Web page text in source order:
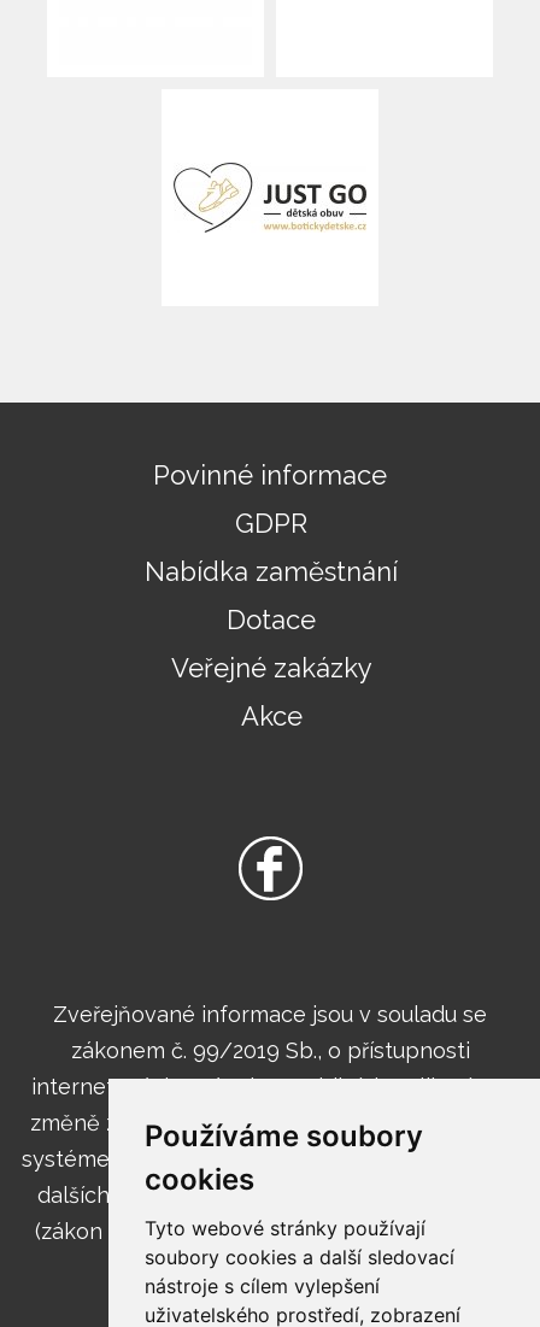
Používáme soubory
cookies
Tyto webové stránky používají
soubory cookies a další sledovací
nástroje s cílem vylepšení
uživatelského prostředí, zobrazení
Povinné informace
GDPR
Nabídka zaměstnání
Dotace
Veřejné zakázky
Akce
Zveřejňované informace jsou v souladu se
zákonem č. 99/2019 Sb., o přístupnosti
internetových stránek a mobilních aplikací a o
změně zákona č. 365/2000 Sb., o informačních
systémech veřejné správy a o změně některých
dalších zákonů, ve znění pozdějších předpisů
(zákon o přístupnosti internetových stránek a
mobilních aplikací).